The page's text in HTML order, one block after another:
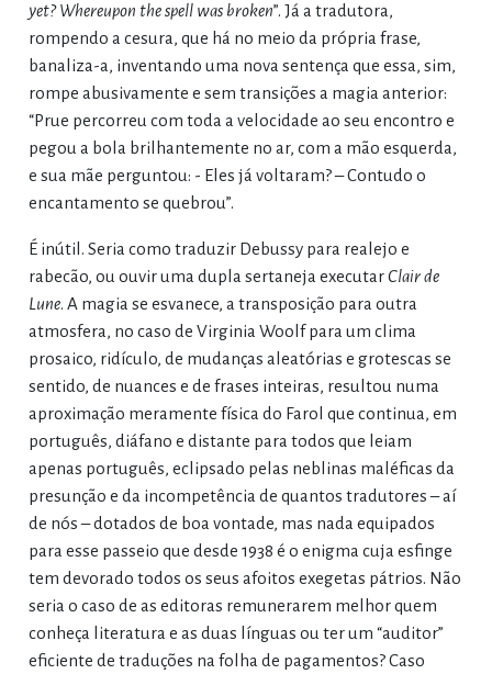
yet? Whereupon the spell was broken”. Já a tradutora,
rompendo a cesura, que há no meio da própria frase,
banaliza-a, inventando uma nova sentença que essa, sim,
rompe abusivamente e sem transições a magia anterior:
“Prue percorreu com toda a velocidade ao seu encontro e
pegou a bola brilhantemente no ar, com a mão esquerda,
e sua mãe perguntou: - Eles já voltaram? – Contudo o
encantamento se quebrou”.
É inútil. Seria como traduzir Debussy para realejo e
rabecão, ou ouvir uma dupla sertaneja executarClair de
Lune. A magia se esvanece, a transposição para outra
atmosfera, no caso de Virginia Woolf para um clima
prosaico, ridículo, de mudanças aleatórias e grotescas se
sentido, de nuances e de frases inteiras, resultou numa
aproximação meramente física do Farol que continua, em
português, diáfano e distante para todos que leiam
apenas português, eclipsado pelas neblinas maléficas da
presunção e da incompetência de quantos tradutores – aí
de nós – dotados de boa vontade, mas nada equipados
para esse passeio que desde 1938 é o enigma cuja esfinge
tem devorado todos os seus afoitos exegetas pátrios. Não
seria o caso de as editoras remunerarem melhor quem
conheça literatura e as duas línguas ou ter um “auditor”
eficiente de traduções na folha de pagamentos? Caso